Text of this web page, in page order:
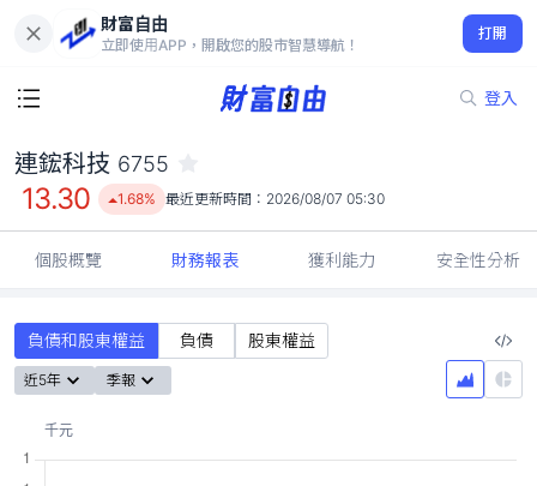
財富自由
立即使用APP，開啟您的股市智慧導航！
打開
登入
13.30
1.68%
連鋐科技 6755
13.30 1.68% 最近更新時間： 2026/08/07 05:30
個股概覽 財務報表 獲利能力 安全性分析
負債和股東權益 負債 股東權益
近5年 季報